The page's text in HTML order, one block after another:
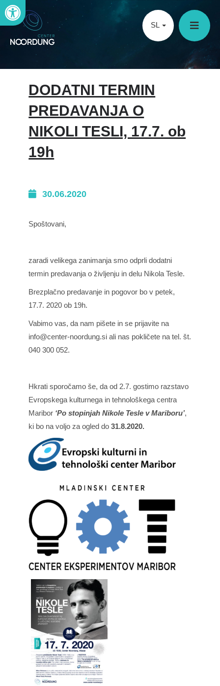
Open toolbar
SL
DODATNI TERMIN
PREDAVANJA O
NIKOLI TESLI, 17.7. ob
19h
30.06.2020
Spoštovani,
zaradi velikega zanimanja smo odprli dodatni
termin predavanja o življenju in delu Nikola Tesle.
Brezplačno predavanje in pogovor bo v petek,
17.7. 2020 ob 19h.
Vabimo vas, da nam pišete in se prijavite na
info@center-noordung.si ali nas pokličete na tel. št.
040 300 052.
Hkrati sporočamo še, da od 2.7. gostimo razstavo
Evropskega kulturnega in tehnološkega centra
Maribor ‘Po stopinjah Nikole Tesle v Mariboru’,
ki bo na voljo za ogled do31.8.2020.